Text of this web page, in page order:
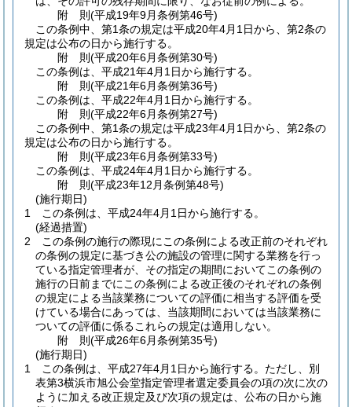
附 則(平成19年9月条例第46号)
この条例中、第1条の規定は平成20年4月1日から、第2条の
規定は公布の日から施行する。
附 則(平成20年6月条例第30号)
この条例は、平成21年4月1日から施行する。
附 則(平成21年6月条例第36号)
この条例は、平成22年4月1日から施行する。
附 則(平成22年6月条例第27号)
この条例中、第1条の規定は平成23年4月1日から、第2条の
規定は公布の日から施行する。
附 則(平成23年6月条例第33号)
この条例は、平成24年4月1日から施行する。
附 則(平成23年12月条例第48号)
(施行期日)
1
この条例は、平成24年4月1日から施行する。
(経過措置)
2
この条例の施行の際現にこの条例による改正前のそれぞれ
の条例の規定に基づき公の施設の管理に関する業務を行っ
ている指定管理者が、その指定の期間においてこの条例の
施行の日前までにこの条例による改正後のそれぞれの条例
の規定による当該業務についての評価に相当する評価を受
けている場合にあっては、当該期間においては当該業務に
ついての評価に係るこれらの規定は適用しない。
附 則(平成26年6月条例第35号)
(施行期日)
1
この条例は、平成27年4月1日から施行する。 ただし、別
表第3横浜市旭公会堂指定管理者選定委員会の項の次に次の
ように加える改正規定及び次項の規定は、公布の日から施